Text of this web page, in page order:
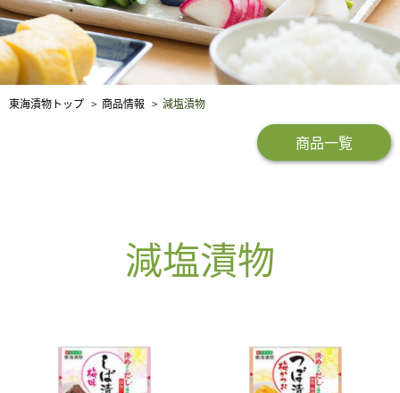
東海漬物トップ 商品情報 減塩漬物
商品一覧
減塩漬物